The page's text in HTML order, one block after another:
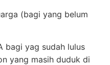
(bagi yang belum
bagi yag sudah lulus
yang masih duduk di